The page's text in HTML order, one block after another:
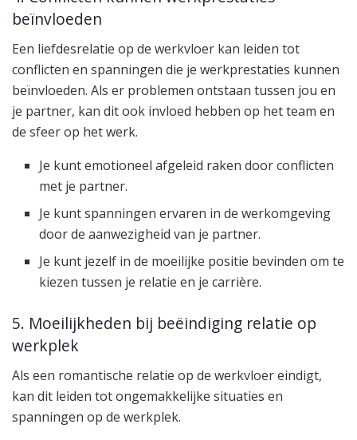
beïnvloeden
Een liefdesrelatie op de werkvloer kan leiden tot
conflicten en spanningen die je werkprestaties kunnen
beïnvloeden. Als er problemen ontstaan tussen jou en
je partner, kan dit ook invloed hebben op het team en
de sfeer op het werk.
Je kunt emotioneel afgeleid raken door conflicten
met je partner.
Je kunt spanningen ervaren in de werkomgeving
door de aanwezigheid van je partner.
Je kunt jezelf in de moeilijke positie bevinden om te
kiezen tussen je relatie en je carrière.
5. Moeilijkheden bij beëindiging relatie op
werkplek
Als een romantische relatie op de werkvloer eindigt,
kan dit leiden tot ongemakkelijke situaties en
spanningen op de werkplek.